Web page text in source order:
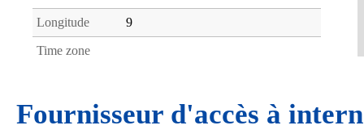
Longitude 9
Time zone
Fournisseur d'accès à